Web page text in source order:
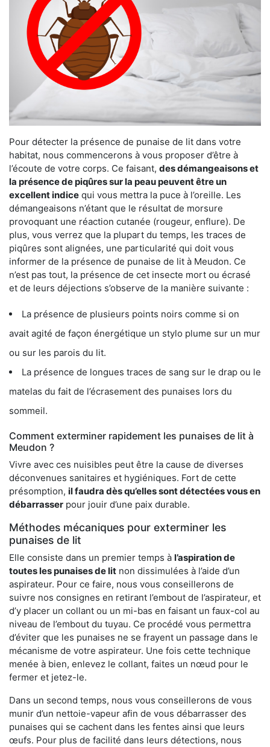
Pour détecter la présence de punaise de lit dans votre
habitat, nous commencerons à vous proposer d’être à
l’écoute de votre corps. Ce faisant, des démangeaisons et
la présence de piqûres sur la peau peuvent être un
excellent indice qui vous mettra la puce à l’oreille. Les
démangeaisons n’étant que le résultat de morsure
provoquant une réaction cutanée (rougeur, enflure). De
plus, vous verrez que la plupart du temps, les traces de
piqûres sont alignées, une particularité qui doit vous
informer de la présence de punaise de lit à Meudon. Ce
n’est pas tout, la présence de cet insecte mort ou écrasé
et de leurs déjections s’observe de la manière suivante :
La présence de plusieurs points noirs comme si on
avait agité de façon énergétique un stylo plume sur un mur
ou sur les parois du lit.
La présence de longues traces de sang sur le drap ou le
matelas du fait de l’écrasement des punaises lors du
sommeil.
Comment exterminer rapidement les punaises de lit à
Meudon ?
Vivre avec ces nuisibles peut être la cause de diverses
déconvenues sanitaires et hygiéniques. Fort de cette
présomption, il faudra dès qu’elles sont détectées vous en
débarrasser pour jouir d’une paix durable.
Méthodes mécaniques pour exterminer les
punaises de lit
Elle consiste dans un premier temps à l’aspiration de
toutes les punaises de lit non dissimulées à l’aide d’un
aspirateur. Pour ce faire, nous vous conseillerons de
suivre nos consignes en retirant l’embout de l’aspirateur, et
d’y placer un collant ou un mi-bas en faisant un faux-col au
niveau de l’embout du tuyau. Ce procédé vous permettra
d’éviter que les punaises ne se frayent un passage dans le
mécanisme de votre aspirateur. Une fois cette technique
menée à bien, enlevez le collant, faites un nœud pour le
fermer et jetez-le.
Dans un second temps, nous vous conseillerons de vous
munir d’un nettoie-vapeur afin de vous débarrasser des
punaises qui se cachent dans les fentes ainsi que leurs
œufs. Pour plus de facilité dans leurs détections, nous